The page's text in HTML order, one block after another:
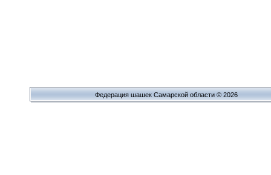
Федерация шашек Самарской области © 2026